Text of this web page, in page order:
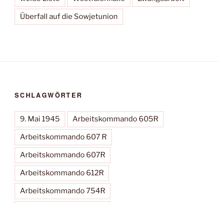
Überfall auf die Sowjetunion
SCHLAGWÖRTER
9. Mai 1945 Arbeitskommando 605R
Arbeitskommando 607 R
Arbeitskommando 607R
Arbeitskommando 612R
Arbeitskommando 754R